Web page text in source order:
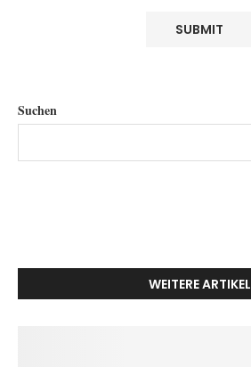
Suchen
WEITERE ARTIKEL